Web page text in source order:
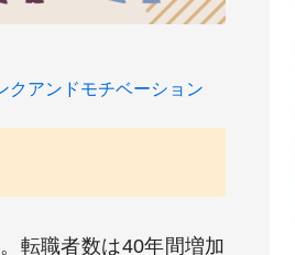
転職者数は40年間増加
クアンドモチベーション